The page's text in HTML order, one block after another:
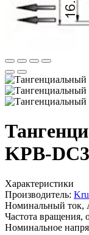
KPB-
Характеристики
Производитель:
Номинальный ток,
Частота вращения,
Номинальное